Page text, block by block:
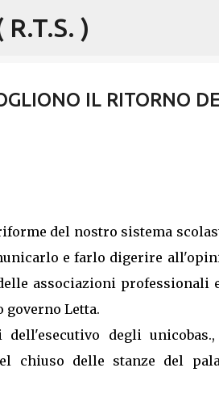
contenuti principali
)
IL RITORNO
del nostro sistema
e farlo digerire
associazioni professionali
Letta.
degli
chiuso delle stanze del